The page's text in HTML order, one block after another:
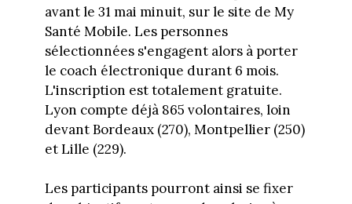
avant le 31 mai minuit, sur le site de My
Santé Mobile. Les personnes
sélectionnées s'engagent alors à porter
le coach électronique durant 6 mois.
L'inscription est totalement gratuite.
Lyon compte déjà 865 volontaires, loin
devant Bordeaux (270), Montpellier (250)
et Lille (229).
Les participants pourront ainsi se fixer